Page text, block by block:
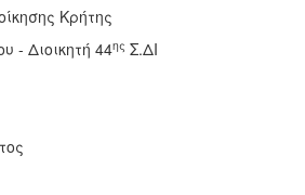
Κρήτης
- Διοικητή 44ης Σ.ΔΙ